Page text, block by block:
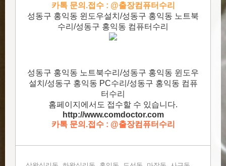
카톡 문의.접수 : @출장컴퓨터수리
성동구 홍익동 윈도우설치/성동구 홍익동 노트북
수리/성동구 홍익동 컴퓨터수리
성동구 홍익동 노트북수리/성동구 홍익동 윈도우
설치/성동구 홍익동 PC수리/성동구 홍익동 컴퓨
터수리
홈페이지에서도 접수할 수 있습니다.
http://www.comdoctor.com
카톡 문의.접수 : @출장컴퓨터수리